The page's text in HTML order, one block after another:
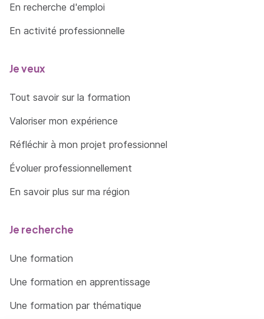
En recherche d'emploi
En activité professionnelle
Je veux
Tout savoir sur la formation
Valoriser mon expérience
Réfléchir à mon projet professionnel
Évoluer professionnellement
En savoir plus sur ma région
Je recherche
Une formation
Une formation en apprentissage
Une formation par thématique